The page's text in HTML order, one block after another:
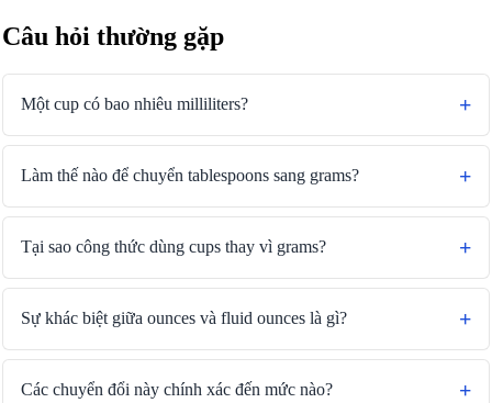
Câu hỏi thường gặp
Một cup có bao nhiêu milliliters?
Làm thế nào để chuyển tablespoons sang grams?
Tại sao công thức dùng cups thay vì grams?
Sự khác biệt giữa ounces và fluid ounces là gì?
Các chuyển đổi này chính xác đến mức nào?